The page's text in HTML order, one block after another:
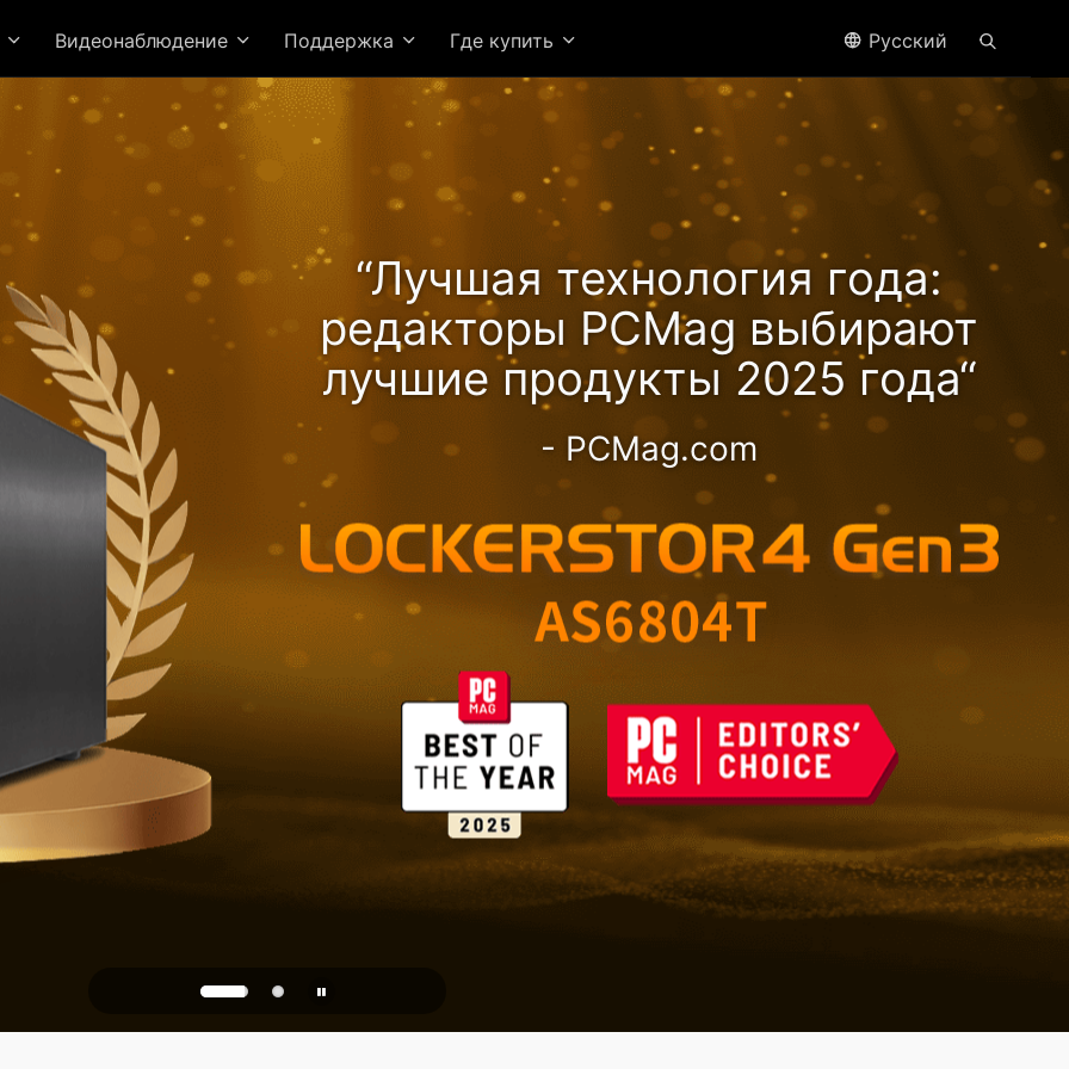
Видеонаблюдение Поддержка Где купить Pусский
“Лучшая технология года:
редакторы PCMag выбирают
лучшие продукты 2025 года“
- PCMag.com
PQC Ready
от квантовых атак будущего